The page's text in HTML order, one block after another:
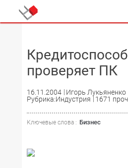
проверяет ПК
16.11.2004
Игорь Лукьяненко
Рубрика:Индустрия
1671
Ключевые слова : Бизнес